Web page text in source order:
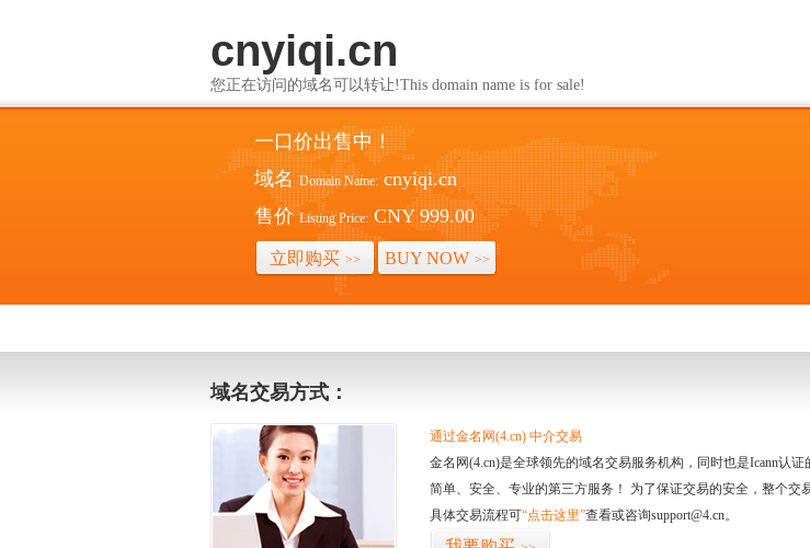
cnyiqi.cn
您正在访问的域名可以转让!This domain name is for sale!
一口价出售中！
域名 Domain Name: cnyiqi.cn
售价 Listing Price: CNY 999.00
立即购买 >> BUY NOW >>
域名交易方式：
通过金名网(4.cn) 中介交易
金名网(4.cn)是全球领先的域名交易服务机构，同时也是Icann认
简单、安全、专业的第三方服务！ 为了保证交易的安全，整个交
具体交易流程可“点击这里”查看或咨询support@4.cn。